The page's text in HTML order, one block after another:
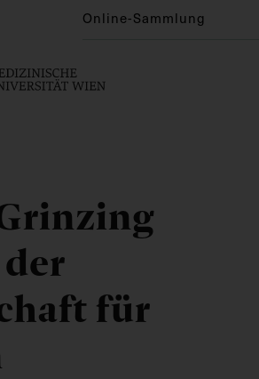
Online-Sammlung
für